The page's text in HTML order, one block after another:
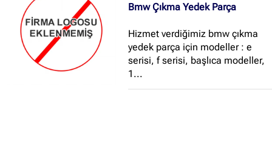
Bmw Çıkma Yedek Parça
Hizmet verdiğimiz bmw çıkma
yedek parça için modeller : e
serisi, f serisi, başlıca modeller,
1...